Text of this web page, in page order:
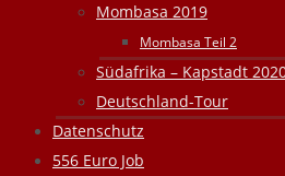
Mombasa 2019
Mombasa Teil 2
Südafrika – Kapstadt
Deutschland-Tour
Datenschutz
556 Euro Job